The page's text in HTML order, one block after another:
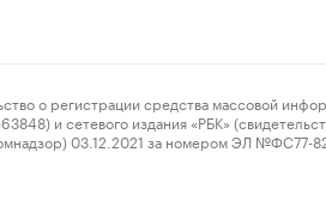
о регистрации средства массовой
и сетевого издания «РБК»
03.12.2021 за номером ЭЛ №ФС77-